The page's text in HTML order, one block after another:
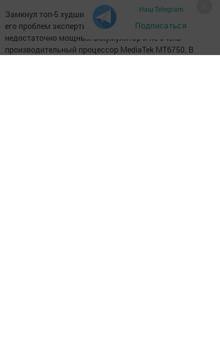
Замкнул топ-5 худших смартфонов года LG Q7+. Среди
его проблем эксперты упомянули слабую камеру,
недостаточно мощный аккумулятор и не очень
производительный процессор MediaTek MT6750. В
Наш Telegram
Подписаться